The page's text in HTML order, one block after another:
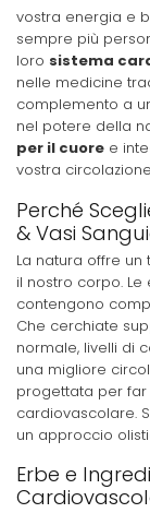
vostra energia e
sempre più
loro sistema
nelle medicine
complemento a
nel potere della
per il cuore e
vostra
Perché
& Vasi
La natura offre
il nostro corpo.
contengono
Che cerchiate
normale, livelli di
una migliore
progettata per far
cardiovascolare.
un approccio
Erbe e